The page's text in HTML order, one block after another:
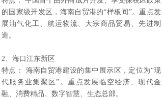
的国家级开发区，海南自贸港的“样板间”。重点发
展油气化工、航运物流、大宗商品贸易、先进制
造。
2、海口江东新区
特点： 海南自贸港建设的集中展示区，定位为“现
代服务业集聚区”。重点发展临空经济、现代金
融、消费精品、数字智慧、生态总部。